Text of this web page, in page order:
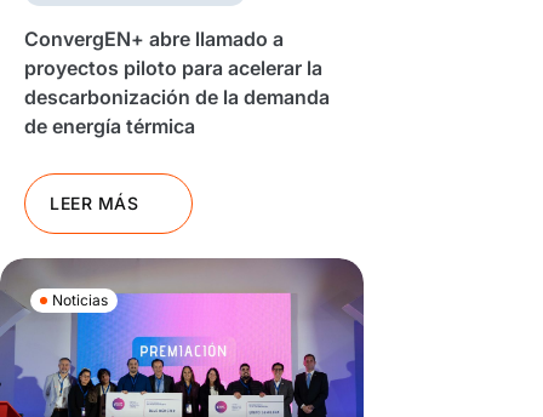
ConvergEN+ abre llamado a
proyectos piloto para acelerar la
descarbonización de la demanda
de energía térmica
LEER MÁS
Noticias